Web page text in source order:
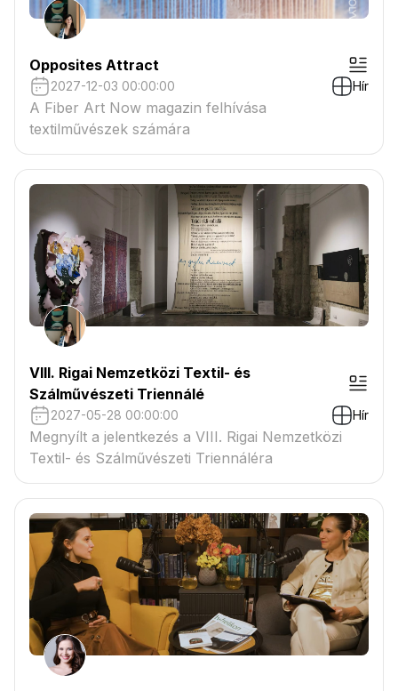
Opposites Attract
2027-12-03 00:00:00 Hír
A Fiber Art Now magazin felhívása
textilművészek számára
VIII. Rigai Nemzetközi Textil- és
Szálművészeti Triennálé
2027-05-28 00:00:00 Hír
Megnyílt a jelentkezés a VIII. Rigai Nemzetközi
Textil- és Szálművészeti Triennáléra